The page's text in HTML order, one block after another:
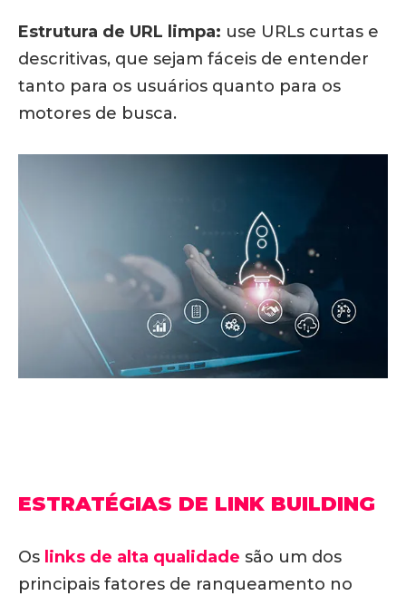
Estrutura de URL limpa: use URLs curtas e
descritivas, que sejam fáceis de entender
tanto para os usuários quanto para os
motores de busca.
ESTRATÉGIAS DE LINK BUILDING
Os links de alta qualidade são um dos
principais fatores de ranqueamento no